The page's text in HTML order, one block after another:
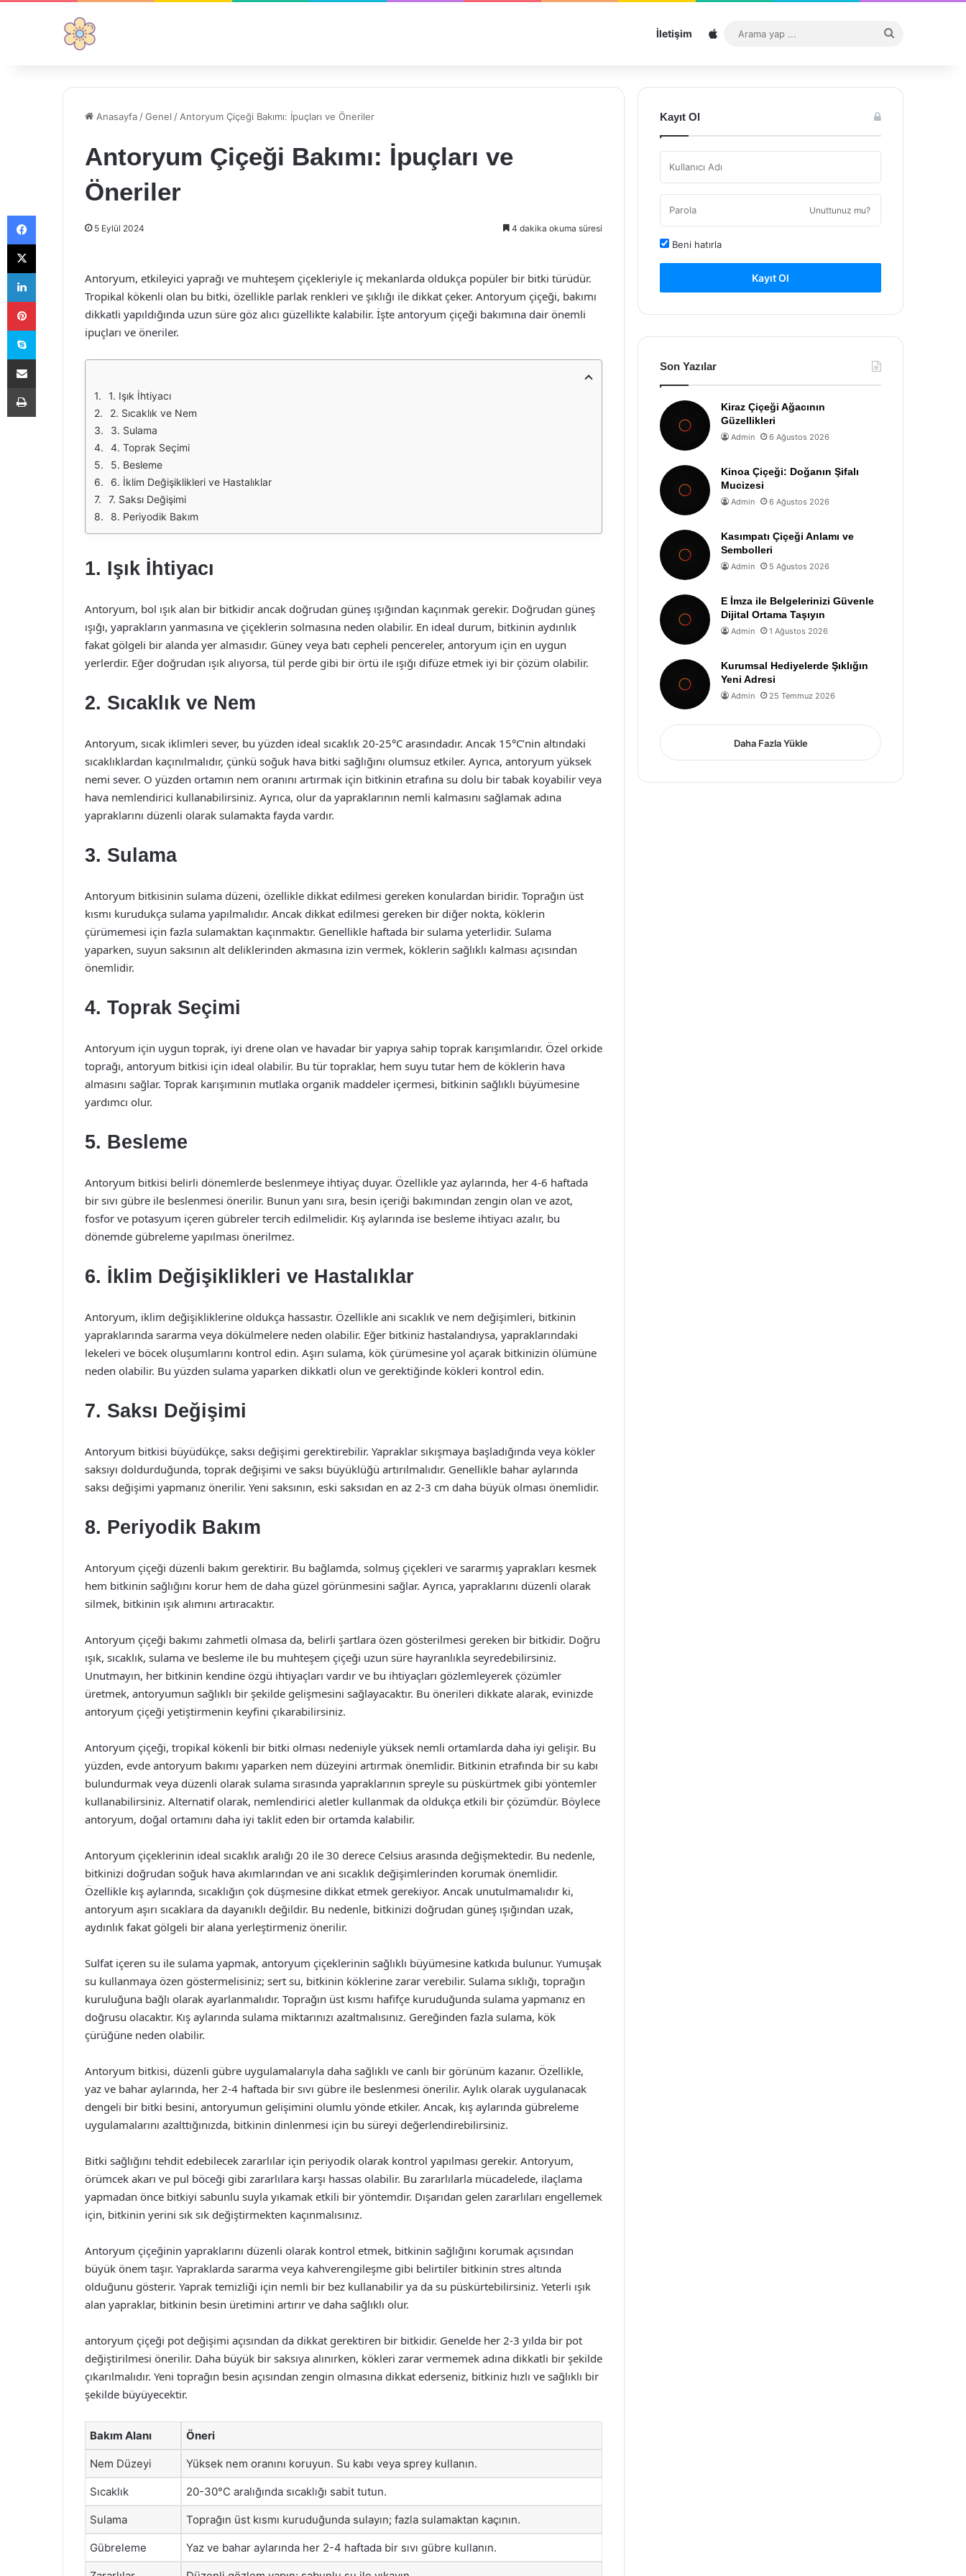
İletişim Sitemap
...
Anasayfa /Genel / Antoryum Çiçeği Bakımı: İpuçları ve Öneriler
Antoryum Çiçeği Bakımı: İpuçları ve
Öneriler
5 Eylül 2024 4 dakika okuma süresi
Antoryum, etkileyici yaprağı ve muhteşem çiçekleriyle iç mekanlarda oldukça popüler bir bitki türüdür.
Tropikal kökenli olan bu bitki, özellikle parlak renkleri ve şıklığı ile dikkat çeker. Antoryum çiçeği, bakımı
dikkatli yapıldığında uzun süre göz alıcı güzellikte kalabilir. İşte antoryum çiçeği bakımına dair önemli
ipuçları ve öneriler.
1. Işık İhtiyacı
2. Sıcaklık ve Nem
3. Sulama
4. Toprak Seçimi
5. Besleme
6. İklim Değişiklikleri ve Hastalıklar
7. Saksı Değişimi
8. Periyodik Bakım
1. Işık İhtiyacı
Antoryum, bol ışık alan bir bitkidir ancak doğrudan güneş ışığından kaçınmak gerekir. Doğrudan güneş
ışığı, yaprakların yanmasına ve çiçeklerin solmasına neden olabilir. En ideal durum, bitkinin aydınlık
fakat gölgeli bir alanda yer almasıdır. Güney veya batı cepheli pencereler, antoryum için en uygun
yerlerdir. Eğer doğrudan ışık alıyorsa, tül perde gibi bir örtü ile ışığı difüze etmek iyi bir çözüm olabilir.
2. Sıcaklık ve Nem
Antoryum, sıcak iklimleri sever, bu yüzden ideal sıcaklık 20-25°C arasındadır. Ancak 15°C’nin altındaki
sıcaklıklardan kaçınılmalıdır, çünkü soğuk hava bitki sağlığını olumsuz etkiler. Ayrıca, antoryum yüksek
nemi sever. O yüzden ortamın nem oranını artırmak için bitkinin etrafına su dolu bir tabak koyabilir veya
hava nemlendirici kullanabilirsiniz. Ayrıca, olur da yapraklarının nemli kalmasını sağlamak adına
yapraklarını düzenli olarak sulamakta fayda vardır.
3. Sulama
Antoryum bitkisinin sulama düzeni, özellikle dikkat edilmesi gereken konulardan biridir. Toprağın üst
kısmı kurudukça sulama yapılmalıdır. Ancak dikkat edilmesi gereken bir diğer nokta, köklerin
çürümemesi için fazla sulamaktan kaçınmaktır. Genellikle haftada bir sulama yeterlidir. Sulama
yaparken, suyun saksının alt deliklerinden akmasına izin vermek, köklerin sağlıklı kalması açısından
önemlidir.
4. Toprak Seçimi
Antoryum için uygun toprak, iyi drene olan ve havadar bir yapıya sahip toprak karışımlarıdır. Özel orkide
toprağı, antoryum bitkisi için ideal olabilir. Bu tür topraklar, hem suyu tutar hem de köklerin hava
almasını sağlar. Toprak karışımının mutlaka organik maddeler içermesi, bitkinin sağlıklı büyümesine
yardımcı olur.
5. Besleme
Antoryum bitkisi belirli dönemlerde beslenmeye ihtiyaç duyar. Özellikle yaz aylarında, her 4-6 haftada
bir sıvı gübre ile beslenmesi önerilir. Bunun yanı sıra, besin içeriği bakımından zengin olan ve azot,
fosfor ve potasyum içeren gübreler tercih edilmelidir. Kış aylarında ise besleme ihtiyacı azalır, bu
dönemde gübreleme yapılması önerilmez.
6. İklim Değişiklikleri ve Hastalıklar
Antoryum, iklim değişikliklerine oldukça hassastır. Özellikle ani sıcaklık ve nem değişimleri, bitkinin
yapraklarında sararma veya dökülmelere neden olabilir. Eğer bitkiniz hastalandıysa, yapraklarındaki
lekeleri ve böcek oluşumlarını kontrol edin. Aşırı sulama, kök çürümesine yol açarak bitkinizin ölümüne
neden olabilir. Bu yüzden sulama yaparken dikkatli olun ve gerektiğinde kökleri kontrol edin.
7. Saksı Değişimi
Antoryum bitkisi büyüdükçe, saksı değişimi gerektirebilir. Yapraklar sıkışmaya başladığında veya kökler
saksıyı doldurduğunda, toprak değişimi ve saksı büyüklüğü artırılmalıdır. Genellikle bahar aylarında
saksı değişimi yapmanız önerilir. Yeni saksının, eski saksıdan en az 2-3 cm daha büyük olması önemlidir.
8. Periyodik Bakım
Antoryum çiçeği düzenli bakım gerektirir. Bu bağlamda, solmuş çiçekleri ve sararmış yaprakları kesmek
hem bitkinin sağlığını korur hem de daha güzel görünmesini sağlar. Ayrıca, yapraklarını düzenli olarak
silmek, bitkinin ışık alımını artıracaktır.
Antoryum çiçeği bakımı zahmetli olmasa da, belirli şartlara özen gösterilmesi gereken bir bitkidir. Doğru
ışık, sıcaklık, sulama ve besleme ile bu muhteşem çiçeği uzun süre hayranlıkla seyredebilirsiniz.
Unutmayın, her bitkinin kendine özgü ihtiyaçları vardır ve bu ihtiyaçları gözlemleyerek çözümler
üretmek, antoryumun sağlıklı bir şekilde gelişmesini sağlayacaktır. Bu önerileri dikkate alarak, evinizde
antoryum çiçeği yetiştirmenin keyfini çıkarabilirsiniz.
Antoryum çiçeği, tropikal kökenli bir bitki olması nedeniyle yüksek nemli ortamlarda daha iyi gelişir. Bu
yüzden, evde antoryum bakımı yaparken nem düzeyini artırmak önemlidir. Bitkinin etrafında bir su kabı
bulundurmak veya düzenli olarak sulama sırasında yapraklarının spreyle su püskürtmek gibi yöntemler
kullanabilirsiniz. Alternatif olarak, nemlendirici aletler kullanmak da oldukça etkili bir çözümdür. Böylece
antoryum, doğal ortamını daha iyi taklit eden bir ortamda kalabilir.
Antoryum çiçeklerinin ideal sıcaklık aralığı 20 ile 30 derece Celsius arasında değişmektedir. Bu nedenle,
bitkinizi doğrudan soğuk hava akımlarından ve ani sıcaklık değişimlerinden korumak önemlidir.
Özellikle kış aylarında, sıcaklığın çok düşmesine dikkat etmek gerekiyor. Ancak unutulmamalıdır ki,
antoryum aşırı sıcaklara da dayanıklı değildir. Bu nedenle, bitkinizi doğrudan güneş ışığından uzak,
aydınlık fakat gölgeli bir alana yerleştirmeniz önerilir.
Sulfat içeren su ile sulama yapmak, antoryum çiçeklerinin sağlıklı büyümesine katkıda bulunur. Yumuşak
su kullanmaya özen göstermelisiniz; sert su, bitkinin köklerine zarar verebilir. Sulama sıklığı, toprağın
kuruluğuna bağlı olarak ayarlanmalıdır. Toprağın üst kısmı hafifçe kuruduğunda sulama yapmanız en
doğrusu olacaktır. Kış aylarında sulama miktarınızı azaltmalısınız. Gereğinden fazla sulama, kök
çürüğüne neden olabilir.
Antoryum bitkisi, düzenli gübre uygulamalarıyla daha sağlıklı ve canlı bir görünüm kazanır. Özellikle,
yaz ve bahar aylarında, her 2-4 haftada bir sıvı gübre ile beslenmesi önerilir. Aylık olarak uygulanacak
dengeli bir bitki besini, antoryumun gelişimini olumlu yönde etkiler. Ancak, kış aylarında gübreleme
uygulamalarını azalttığınızda, bitkinin dinlenmesi için bu süreyi değerlendirebilirsiniz.
Bitki sağlığını tehdit edebilecek zararlılar için periyodik olarak kontrol yapılması gerekir. Antoryum,
örümcek akarı ve pul böceği gibi zararlılara karşı hassas olabilir. Bu zararlılarla mücadelede, ilaçlama
yapmadan önce bitkiyi sabunlu suyla yıkamak etkili bir yöntemdir. Dışarıdan gelen zararlıları engellemek
için, bitkinin yerini sık sık değiştirmekten kaçınmalısınız.
Antoryum çiçeğinin yapraklarını düzenli olarak kontrol etmek, bitkinin sağlığını korumak açısından
büyük önem taşır. Yapraklarda sararma veya kahverengileşme gibi belirtiler bitkinin stres altında
olduğunu gösterir. Yaprak temizliği için nemli bir bez kullanabilir ya da su püskürtebilirsiniz. Yeterli ışık
alan yapraklar, bitkinin besin üretimini artırır ve daha sağlıklı olur.
antoryum çiçeği pot değişimi açısından da dikkat gerektiren bir bitkidir. Genelde her 2-3 yılda bir pot
değiştirilmesi önerilir. Daha büyük bir saksıya alınırken, kökleri zarar vermemek adına dikkatli bir şekilde
çıkarılmalıdır. Yeni toprağın besin açısından zengin olmasına dikkat ederseniz, bitkiniz hızlı ve sağlıklı bir
şekilde büyüyecektir.
Bakım Alanı Öneri
Nem Düzeyi Yüksek nem oranını koruyun. Su kabı veya sprey kullanın.
Sıcaklık 20-30°C aralığında sıcaklığı sabit tutun.
Sulama Toprağın üst kısmı kuruduğunda sulayın; fazla sulamaktan kaçının.
Gübreleme Yaz ve bahar aylarında her 2-4 haftada bir sıvı gübre kullanın.
Kayıt Ol
Unuttunuz mu?
Beni hatırla
Kayıt Ol
Son Yazılar
Kiraz Çiçeği Ağacının
Güzellikleri
Admin 6 Ağustos 2026
Kinoa Çiçeği: Doğanın Şifalı
Mucizesi
Admin 6 Ağustos 2026
Kasımpatı Çiçeği Anlamı ve
Sembolleri
Admin 5 Ağustos 2026
E İmza ile Belgelerinizi Güvenle
Dijital Ortama Taşıyın
Admin 1 Ağustos 2026
Kurumsal Hediyelerde Şıklığın
Yeni Adresi
Admin 25 Temmuz 2026
Daha Fazla Yükle
Facebook
X
LinkedIn
Pinterest
Skype
E-Posta ile paylaş